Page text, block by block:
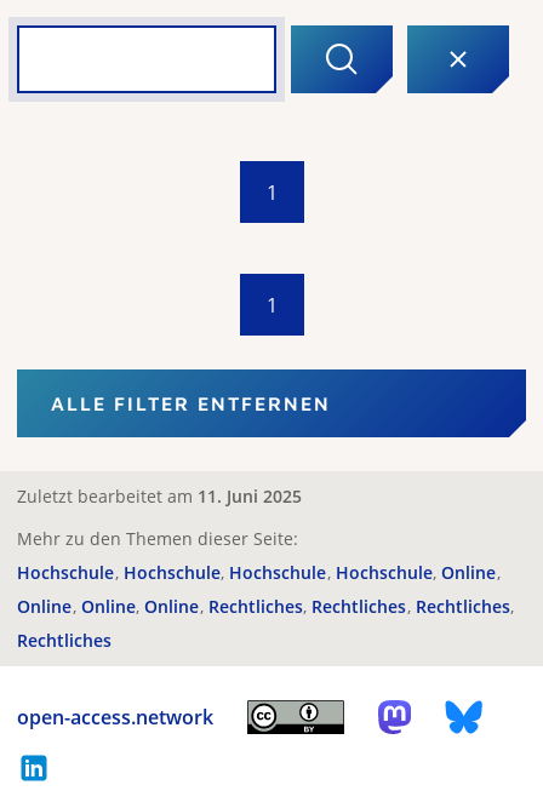
1
1
ALLE FILTER ENTFERNEN
Zuletzt bearbeitet am 11. Juni 2025
Mehr zu den Themen dieser Seite:
Hochschule Hochschule Hochschule Hochschule Online
Online Online Online Rechtliches Rechtliches Rechtliches
Rechtliches
open-access.network